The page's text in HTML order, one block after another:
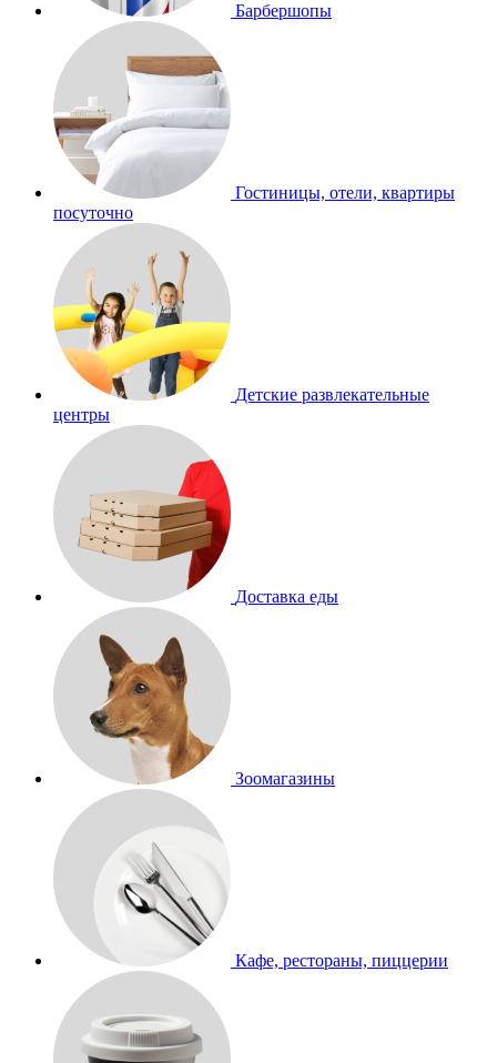
Барбершопы
Гостиницы, отели, квартиры
посуточно
Детские развлекательные
центры
Доставка еды
Зоомагазины
Кафе, рестораны, пиццерии